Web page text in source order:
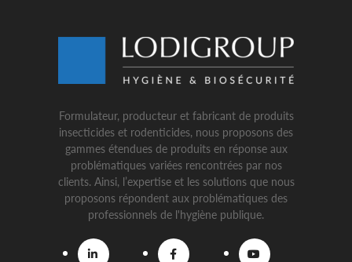
Formulateur, producteur et fabricant de produits
insecticides et rodenticides, nous proposons des
gammes étendues de produits en réponse aux
problématiques variées rencontrées par nos
clients. Ainsi, l’expertise et les solutions que nous
proposons répondent aux problématiques des
professionnels de l'hygiène publique.